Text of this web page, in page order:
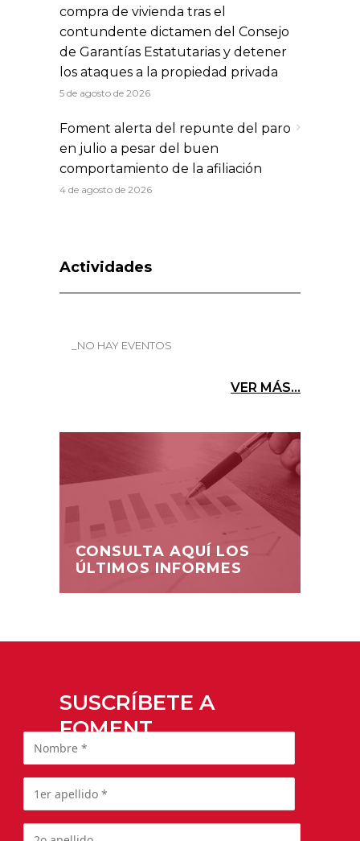
compra de vivienda tras el
contundente dictamen del Consejo
de Garantías Estatutarias y detener
los ataques a la propiedad privada
5 de agosto de 2026
Foment alerta del repunte del paro
en julio a pesar del buen
comportamiento de la afiliación
4 de agosto de 2026
Actividades
_NO HAY EVENTOS
VER MÁS...
CONSULTA AQUÍ LOS
ÚLTIMOS INFORMES
SUSCRÍBETE A
FOMENT